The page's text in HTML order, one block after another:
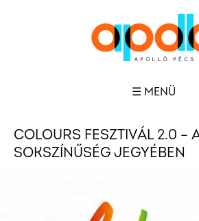
☰ MENÜ
COLOURS FESZTIVÁL 2.0 –
SOKSZÍNŰSÉG JEGYÉBEN